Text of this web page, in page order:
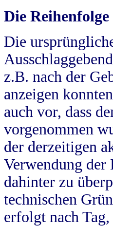
Die
Die
z.B. nach der
anzeigen
auch vor, dass
vorgenommen
der derzeitigen
Verwendung
dahinter zu
technischen
erfolgt nach